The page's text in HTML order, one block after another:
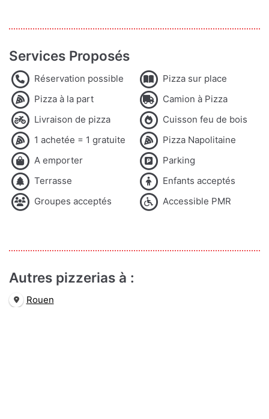
Services Proposés
Réservation possible
Pizza sur place
Pizza à la part
Camion à Pizza
Livraison de pizza
Cuisson feu de bois
1 achetée = 1 gratuite
Pizza Napolitaine
A emporter
Parking
Terrasse
Enfants acceptés
Groupes acceptés
Accessible PMR
Autres pizzerias à :
Rouen